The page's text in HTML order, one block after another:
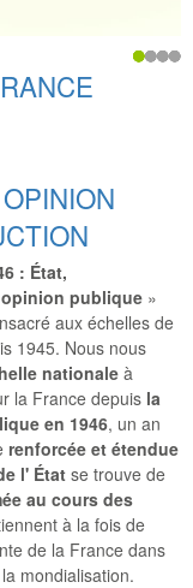
: État,
publique »
aux échelles de
1945. Nous nous
nationale à
la France depuis la
en 1946, un an
renforcée et étendue
l' Étatse trouve de
au cours des
à la fois de
de la France dans
mondialisation.